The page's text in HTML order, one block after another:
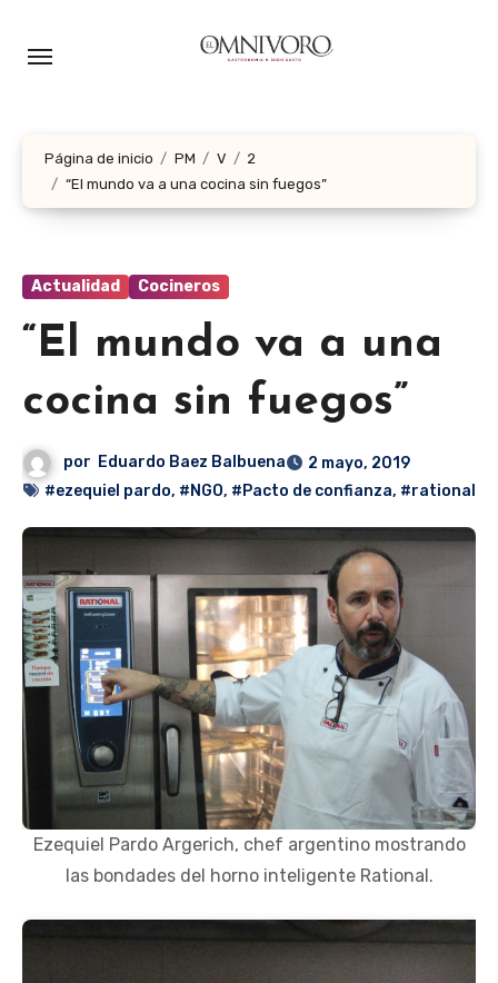
Página de inicio PM V
2
“El mundo va a una cocina sin fuegos”
Actualidad Cocineros
“El mundo va a una
cocina sin fuegos”
por Eduardo Baez Balbuena
2 mayo, 2019
#ezequiel pardo, #NGO, #Pacto de confianza, #rational
Ezequiel Pardo Argerich, chef argentino mostrando
las bondades del horno inteligente Rational.